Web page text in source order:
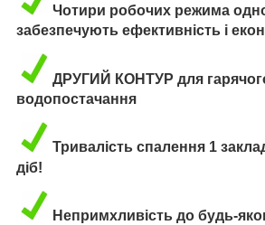
Чотири робочих режима
забезпечують ефективність і
ДРУГИЙ КОНТУР для
водопостачання
Тривалість спалення 1
діб!
Непримхливість до будь-